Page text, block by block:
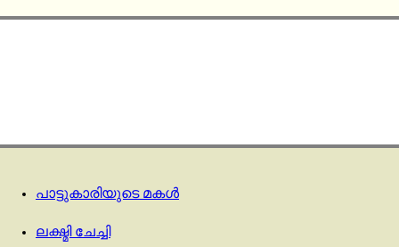
പാട്ടുകാരിയുടെ മകൾ
ലക്ഷ്മി ചേച്ചി